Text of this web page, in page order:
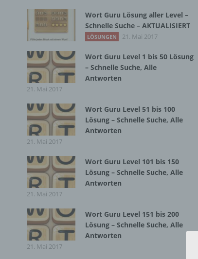
Wort Guru Lösung aller Level –
Schnelle Suche – AKTUALISIERT
LÖSUNGEN 21. Mai 2017
Wort Guru Level 1 bis 50 Lösung
– Schnelle Suche, Alle
Antworten
21. Mai 2017
Wort Guru Level 51 bis 100
Lösung – Schnelle Suche, Alle
Antworten
21. Mai 2017
Wort Guru Level 101 bis 150
Lösung – Schnelle Suche, Alle
Antworten
21. Mai 2017
Wort Guru Level 151 bis 200
Lösung – Schnelle Suche, Alle
Antworten
21. Mai 2017